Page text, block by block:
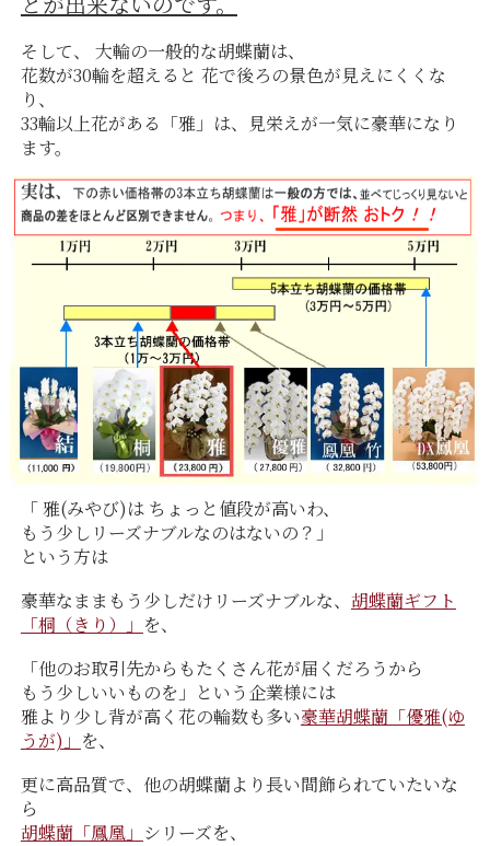
そして、 大輪の一般的な胡蝶蘭は、
花数が30輪を超えると 花で後ろの景色が見えにくくな
り、
33輪以上花がある「雅」は、見栄えが一気に豪華になり
ます。
「 雅(みやび)は ちょっと値段が高いわ、
もう少しリーズナブルなのはないの？」
という方は
豪華なままもう少しだけリーズナブルな、 胡蝶蘭ギフト
「桐（きり）」 を、
「他のお取引先からもたくさん花が届くだろうから
もう少しいいものを」という企業様には
雅より少し背が高く花の輪数も多い豪華胡蝶蘭「優雅(ゆ
うが)」 を、
更に高品質で、他の胡蝶蘭より長い間飾られていたいな
ら
胡蝶蘭「鳳凰」 シリーズを、